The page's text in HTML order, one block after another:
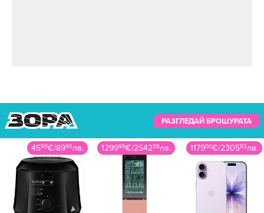
РАЗГЛЕДАЙ БРОШУРАТА
1299 99€/254256лв. 117900€/230593лв. 18999€/37159лв.